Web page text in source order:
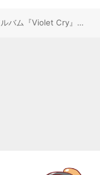
GARNiDELiAニューアルバム『Violet Cry』ジャケット公開！リードナンバー「Cry」のミュージックビデオも解禁！